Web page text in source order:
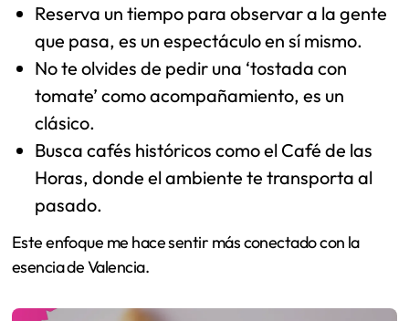
Reserva un tiempo para observar a la gente
que pasa, es un espectáculo en sí mismo.
No te olvides de pedir una ‘tostada con
tomate’ como acompañamiento, es un
clásico.
Busca cafés históricos como el Café de las
Horas, donde el ambiente te transporta al
pasado.
Este enfoque me hace sentir más conectado con la
esencia de Valencia.